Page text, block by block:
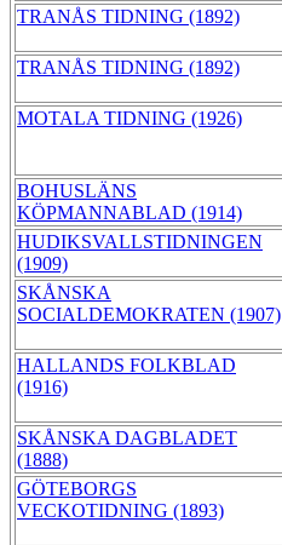
TRANÅS TIDNING (1892)
TRANÅS TIDNING (1892)
MOTALA TIDNING (1926)
BOHUSLÄNS
KÖPMANNABLAD (1914)
HUDIKSVALLSTIDNINGEN
(1909)
SKÅNSKA
SOCIALDEMOKRATEN (1907)
HALLANDS FOLKBLAD
(1916)
SKÅNSKA DAGBLADET
(1888)
GÖTEBORGS
VECKOTIDNING (1893)